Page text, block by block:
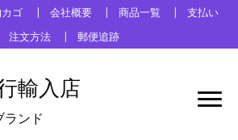
ゴ 会社概要 商品一覧
支払い
注文方法
郵便追跡
輸入店
ランド